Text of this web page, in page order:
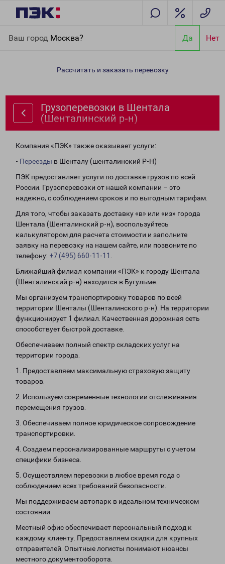
Ваш город Москва? Да Нет
(Шенталинский р-н)
Рассчитать и заказать перевозку
Грузоперевозки в Шентала
(Шенталинский р-н)
Компания «ПЭК» также оказывает услуги:
- Переезды в Шенталу (шенталинский Р-Н)
ПЭК предоставляет услуги по доставке грузов по всей
России. Грузоперевозки от нашей компании – это
надежно, с соблюдением сроков и по выгодным тарифам.
Для того, чтобы заказать доставку «в» или «из» города
Шентала (Шенталинский р-н), воспользуйтесь
калькулятором для расчета стоимости и заполните
заявку на перевозку на нашем сайте, или позвоните по
телефону: +7 (495) 660-11-11
Ближайший филиал компании «ПЭК» к городу Шентала
(Шенталинский р-н) находится в Бугульме.
Мы организуем транспортировку товаров по всей
территории Шенталы (Шенталинского р-н). На территории
функционирует 1 филиал. Качественная дорожная сеть
способствует быстрой доставке.
Обеспечиваем полный спектр складских услуг на
территории города.
1. Предоставляем максимальную страховую защиту
товаров.
2. Используем современные технологии отслеживания
перемещения грузов.
3. Обеспечиваем полное юридическое сопровождение
транспортировки.
4. Создаем персонализированные маршруты с учетом
специфики бизнеса.
5. Осуществляем перевозки в любое время года с
соблюдением всех требований безопасности.
Мы поддерживаем автопарк в идеальном техническом
состоянии.
Местный офис обеспечивает персональный подход к
каждому клиенту. Предоставляем скидки для крупных
отправителей. Опытные логисты понимают нюансы
местного документооборота.